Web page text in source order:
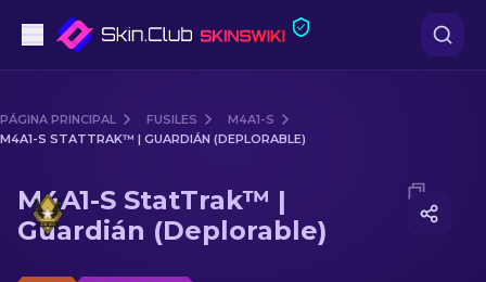
Gama media
Fusiles
PÁGINA PRINCIPAL FUSILES
M4A1-S
M4A1-S STATTRAK™ | GUARDIÁN (DEPLORABLE)
Media of M4A1-S StatTrak™ | Guardián (Deplorable)
M4A1-S StatTrak™ |
Guardián (Deplorable)